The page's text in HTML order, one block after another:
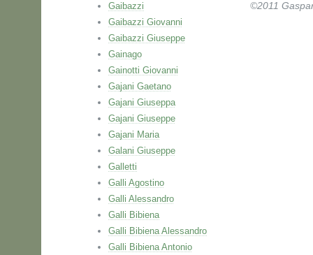
Gaibazzi
Gaibazzi Giovanni
Gaibazzi Giuseppe
Gainago
Gainotti Giovanni
Gajani Gaetano
Gajani Giuseppa
Gajani Giuseppe
Gajani Maria
Galani Giuseppe
Galletti
Galli Agostino
Galli Alessandro
Galli Bibiena
Galli Bibiena Alessandro
Galli Bibiena Antonio
©2011